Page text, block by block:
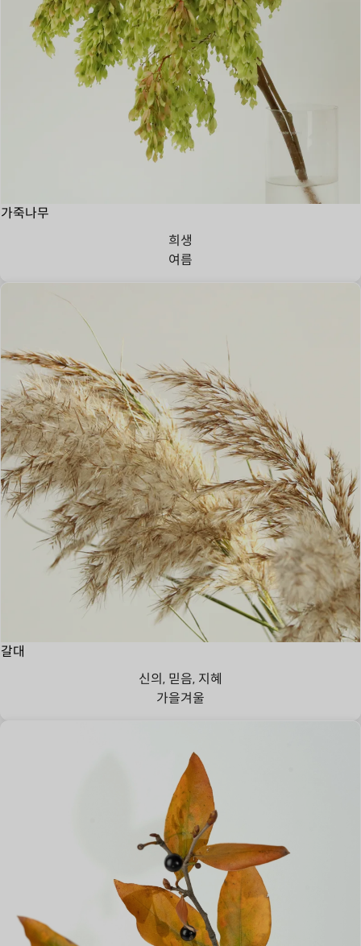
가죽나무
희생
여름
갈대
신의, 믿음, 지혜
가을겨울